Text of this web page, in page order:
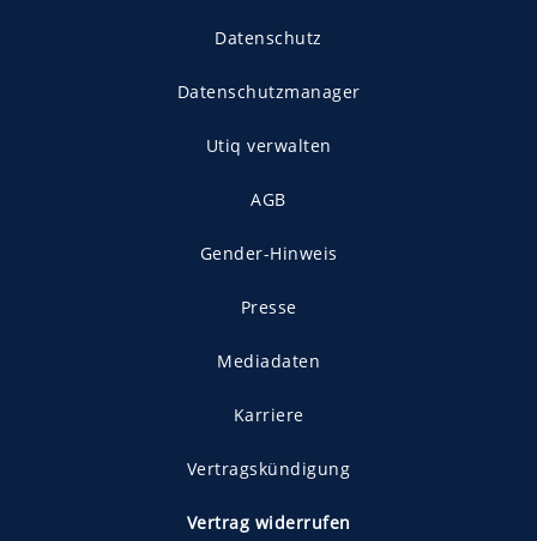
Datenschutz
Datenschutzmanager
Utiq verwalten
AGB
Gender-Hinweis
Presse
Mediadaten
Karriere
Vertragskündigung
Vertrag widerrufen